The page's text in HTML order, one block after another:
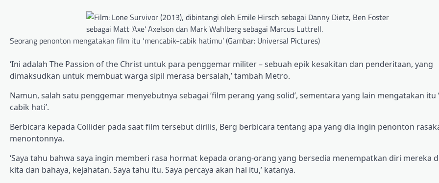
Seorang penonton mengatakan film itu ‘mencabik-cabik hatimu’ (Gambar: Universal Pictures)
‘Ini adalah The Passion of the Christ untuk para penggemar militer – sebuah epik kesakitan dan penderitaan, yang
dimaksudkan untuk membuat warga sipil merasa bersalah,’ tambah Metro.
Namun, salah satu penggemar menyebutnya sebagai ‘film perang yang solid’, sementara yang lain mengatakan itu
cabik hati’.
Berbicara kepada Collider pada saat film tersebut dirilis, Berg berbicara tentang apa yang dia ingin penonton
menontonnya.
‘Saya tahu bahwa saya ingin memberi rasa hormat kepada orang-orang yang bersedia menempatkan diri mereka
kita dan bahaya, kejahatan. Saya tahu itu. Saya percaya akan hal itu,’ katanya.